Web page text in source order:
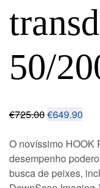
50/
€725.00€649.90
O novíssimo HOOK
desempenho
busca de peixes,